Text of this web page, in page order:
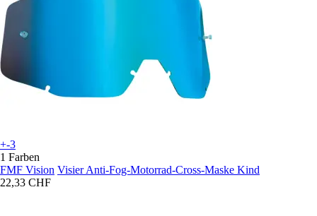
+-3
1 Farben
FMF Vision Visier Anti-Fog-Motorrad-Cross-Maske Kind
22,33 CHF